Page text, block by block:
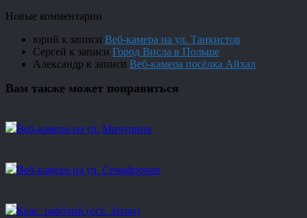
Новые комментарии
юрий к записи Веб-камера на ул. Танкистов
Сергей к записи Город Висла в Польше
Александр к записи Веб-камера посёлка Айхал
Вам также может понравиться
Веб-камера на ул. Мичурина
Веб-камера на ул. Семафорная
Крас. рабочий (ост. Затон)